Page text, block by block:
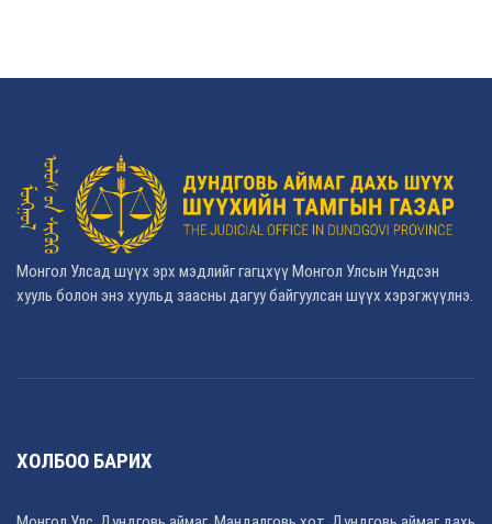
Монгол Улсад шүүх эрх мэдлийг гагцхүү Монгол Улсын Үндсэн
хууль болон энэ хуульд заасны дагуу байгуулсан шүүх хэрэгжүүлнэ.
ХОЛБОО БАРИХ